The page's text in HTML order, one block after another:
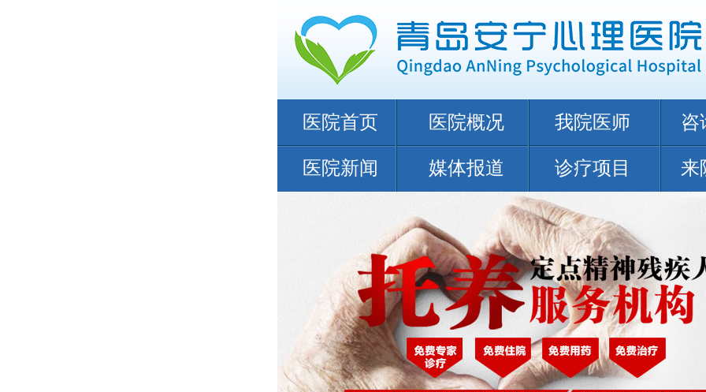
医院首页 医院概况 我院医师 咨
医院新闻 媒体报道 诊疗项目 来